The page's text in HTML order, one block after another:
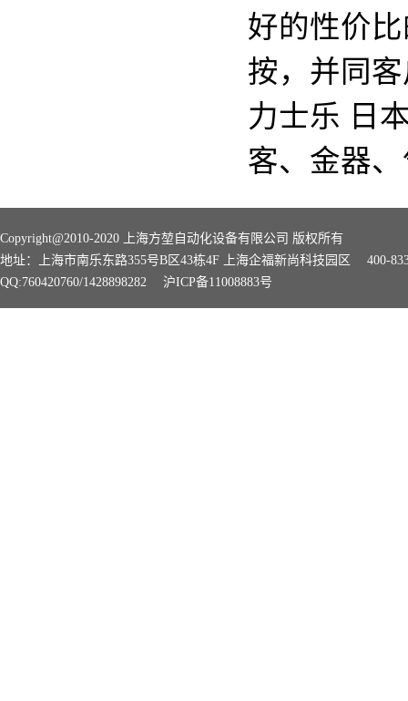
好的性价
按，并同
力士乐 日
客、金器
Copyright@2010-2020 上海方堃自动化设备有限公司 版权所有
地址：上海市南乐东路355号B区43栋4F 上海企福新尚科技园区 400-
QQ:760420760/1428898282 沪ICP备11008883号